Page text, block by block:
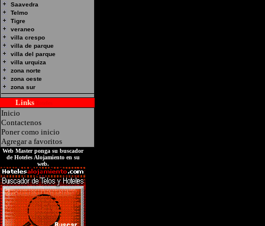
Saavedra
Telmo
Tigre
veraneo
villa crespo
villa de parque
villa del parque
villa urquiza
zona norte
zona oeste
zona sur
Links
Inicio
Contactenos
Poner como inicio
Agregar a favoritos
Web Master ponga su buscador
de Hoteles Alojamiento en su
web.